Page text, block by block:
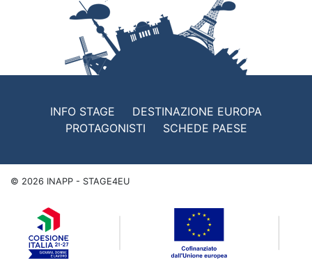
INFO STAGE
DESTINAZIONE EUROPA
PROTAGONISTI
SCHEDE PAESE
© 2026 INAPP - STAGE4EU